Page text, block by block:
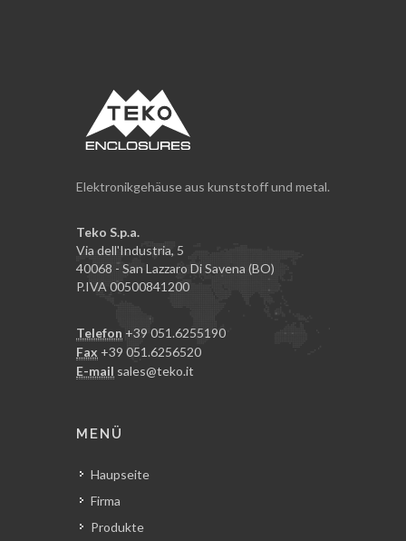
Elektronikgehäuse aus kunststoff und metal.
Teko S.p.a.
Via dell'Industria, 5
40068 - San Lazzaro Di Savena (BO)
P.IVA 00500841200
Telefon +39 051.6255190
Fax +39 051.6256520
E-mail sales@teko.it
MENÜ
Haupseite
Firma
Produkte